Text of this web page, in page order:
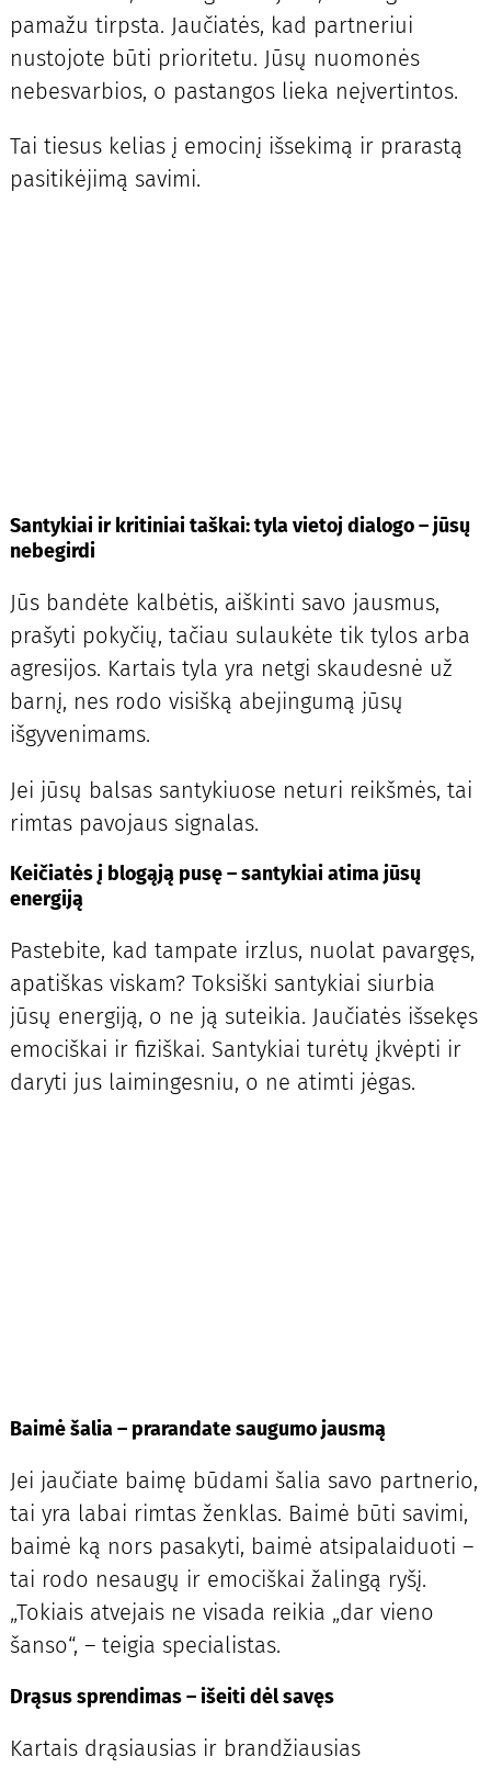
pamažu tirpsta. Jaučiatės, kad partneriui
nustojote būti prioritetu. Jūsų nuomonės
nebesvarbios, o pastangos lieka neįvertintos.
Tai tiesus kelias į emocinį išsekimą ir prarastą
pasitikėjimą savimi.
Santykiai ir kritiniai taškai: tyla vietoj dialogo – jūsų
nebegirdi
Jūs bandėte kalbėtis, aiškinti savo jausmus,
prašyti pokyčių, tačiau sulaukėte tik tylos arba
agresijos. Kartais tyla yra netgi skaudesnė už
barnį, nes rodo visišką abejingumą jūsų
išgyvenimams.
Jei jūsų balsas santykiuose neturi reikšmės, tai
rimtas pavojaus signalas.
Keičiatės į blogąją pusę – santykiai atima jūsų
energiją
Pastebite, kad tampate irzlus, nuolat pavargęs,
apatiškas viskam? Toksiški santykiai siurbia
jūsų energiją, o ne ją suteikia. Jaučiatės išsekęs
emociškai ir fiziškai. Santykiai turėtų įkvėpti ir
daryti jus laimingesniu, o ne atimti jėgas.
Baimė šalia – prarandate saugumo jausmą
Jei jaučiate baimę būdami šalia savo partnerio,
tai yra labai rimtas ženklas. Baimė būti savimi,
baimė ką nors pasakyti, baimė atsipalaiduoti –
tai rodo nesaugų ir emociškai žalingą ryšį.
„Tokiais atvejais ne visada reikia „dar vieno
šanso“, – teigia specialistas.
Drąsus sprendimas – išeiti dėl savęs
Kartais drąsiausias ir brandžiausias